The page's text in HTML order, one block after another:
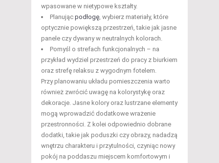
wpasowane w nietypowe kształty.
Planując podłogę, wybierz materiały, które
optycznie powiększą przestrzeń, takie jak jasne
panele czy dywany w neutralnych kolorach.
Pomyśl o strefach funkcjonalnych – na
przykład wydziel przestrzeń do pracy z biurkiem
oraz strefę relaksu z wygodnym fotelem.
Przy planowaniu układu pomieszczenia warto
również zwrócić uwagę na kolorystykę oraz
dekoracje. Jasne kolory oraz lustrzane elementy
mogą wprowadzić dodatkowe wrażenie
przestronności. Z kolei odpowiednio dobrane
dodatki, takie jak poduszki czy obrazy, nadadzą
wnętrzu charakteru i przytulności, czyniąc nowy
pokój na poddaszu miejscem komfortowym i